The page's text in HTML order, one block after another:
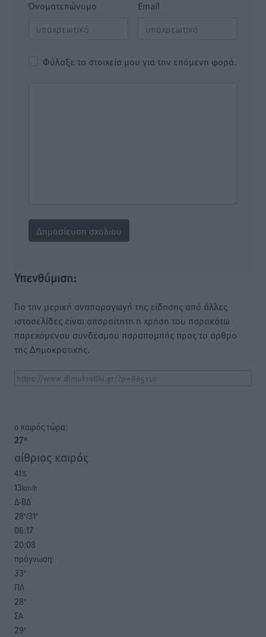
Όνοματεπώνυμο Email
Φύλαξε τα στοιχεία μου για την επόμενη φορά.
Υπενθύμιση:
Για την μερική αναπαραγωγή της είδησης από άλλες
ιστοσελίδες είναι απαραίτητη η χρήση του παρακάτω
παρεχόμενου συνδέσμου παραπομπής προς το άρθρο
της Δημοκρατικής.
o καιρός τώρα:
27°
αίθριος καιρός
41%
13km/h
Δ-ΒΔ
28°/31°
06:17
20:08
πρόγνωση:
33°
ΠΑ
28°
ΣΑ
29°